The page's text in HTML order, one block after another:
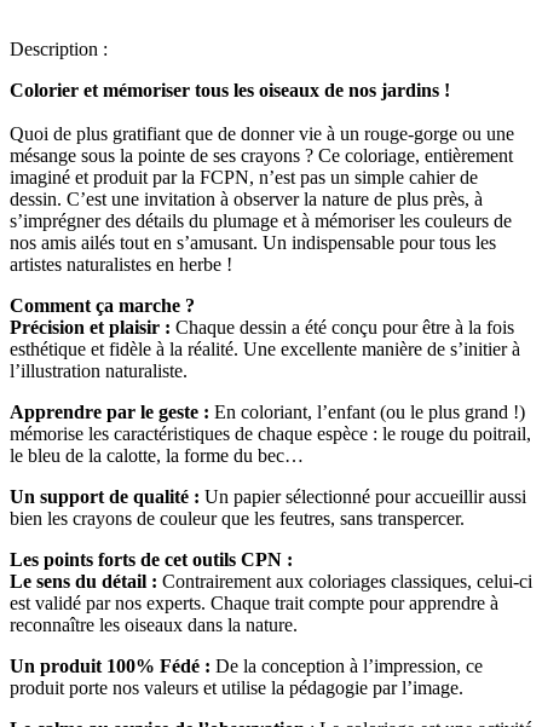
Description :
Colorier et mémoriser tous les oiseaux de nos jardins !
Quoi de plus gratifiant que de donner vie à un rouge-gorge ou une
mésange sous la pointe de ses crayons ? Ce coloriage, entièrement
imaginé et produit par la FCPN, n’est pas un simple cahier de
dessin. C’est une invitation à observer la nature de plus près, à
s’imprégner des détails du plumage et à mémoriser les couleurs de
nos amis ailés tout en s’amusant. Un indispensable pour tous les
artistes naturalistes en herbe !
Comment ça marche ?
Précision et plaisir : Chaque dessin a été conçu pour être à la fois
esthétique et fidèle à la réalité. Une excellente manière de s’initier à
l’illustration naturaliste.
Apprendre par le geste : En coloriant, l’enfant (ou le plus grand !)
mémorise les caractéristiques de chaque espèce : le rouge du poitrail,
le bleu de la calotte, la forme du bec…
Un support de qualité : Un papier sélectionné pour accueillir aussi
bien les crayons de couleur que les feutres, sans transpercer.
Les points forts de cet outils CPN :
Le sens du détail : Contrairement aux coloriages classiques, celui-ci
est validé par nos experts. Chaque trait compte pour apprendre à
reconnaître les oiseaux dans la nature.
Un produit 100% Fédé : De la conception à l’impression, ce
produit porte nos valeurs et utilise la pédagogie par l’image.